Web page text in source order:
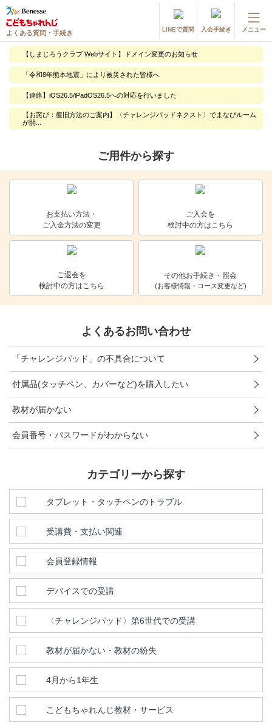
よくある質問・手続き LINEで質問 入会手続き メニュー
登録情報の変更・各種お手続き
会員ページへログイン
お客様サポート(手続き・照会)
よくある質問・お問い合わせ
進研ゼミ 小学講座
進研ゼミ 中学講座 中高一貫
会員サイトはこちら
【しまじろうクラブ Webサイト】ドメイン変更のお知らせ
「令和8年熊本地震」により被災された皆様へ
【連絡】iOS26.5/iPadOS26.5への対応を行いました
【お詫び：復旧方法のご案内】〈チャレンジパッドネクスト〉でまなびルーム
が開...
ご用件から探す
お支払い方法・
ご入金方法の変更
ご入会を
検討中の方はこちら
ご退会を
検討中の方はこちら
その他お手続き・照会
(お客様情報・コース変更など)
よくあるお問い合わせ
「チャレンジパッド」の不具合について
付属品(タッチペン、カバーなど)を購入したい
教材が届かない
会員番号・パスワードがわからない
カテゴリーから探す
タブレット・タッチペンのトラブル
受講費・支払い関連
会員登録情報
デバイスでの受講
〈チャレンジパッド〉第6世代での受講
教材が届かない・教材の紛失
4月から1年生
こどもちゃれんじ教材・サービス